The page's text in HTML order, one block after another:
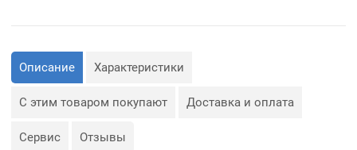
Описание Характеристики
С этим товаром покупают Доставка и оплата
Сервис Отзывы